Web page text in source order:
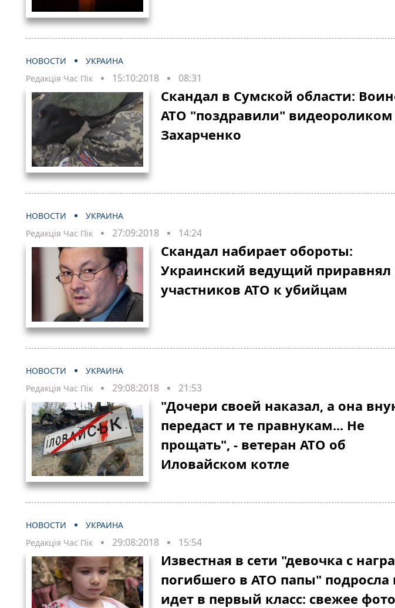
НОВОСТИ
УКРАИНА
Редакція Час Пік
15:10:2018 08:31
Скандал в Сумской области:
АТО "поздравили" видеороликом
Захарченко
НОВОСТИ
УКРАИНА
Редакція Час Пік
27:09:2018 14:24
Скандал набирает обороты:
Украинский ведущий приравнял
участников АТО к убийцам
НОВОСТИ
УКРАИНА
Редакція Час Пік
29:08:2018 21:53
"Дочери своей наказал, а она
передаст и те правнукам... Не
прощать", - ветеран АТО об
Иловайском котле
НОВОСТИ
УКРАИНА
Редакція Час Пік
29:08:2018 15:54
Известная в сети "девочка с
погибшего в АТО папы" подросла
идет в первый класс: свежее фото